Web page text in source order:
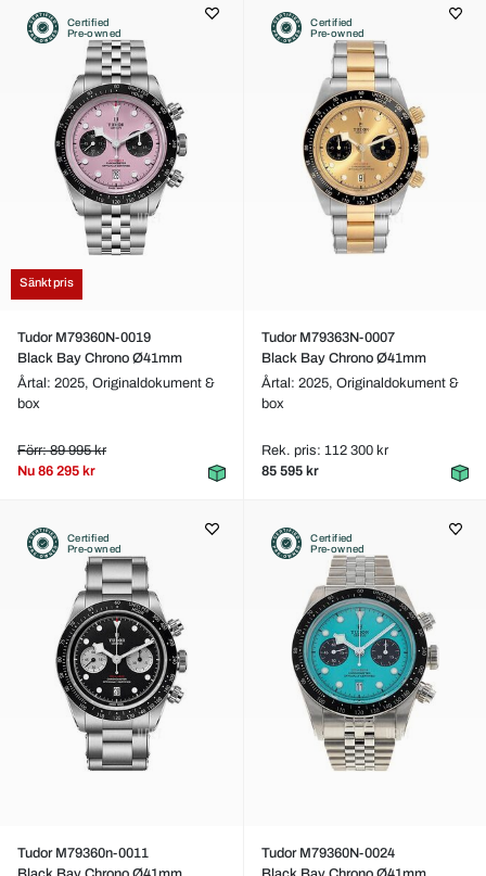
Certified
Pre-owned
Sänkt pris
Tudor M79360N-0019
Black Bay Chrono Ø41mm
Årtal: 2025, Originaldokument &
box
Förr: 89 995 kr
Nu 86 295 kr
Certified
Pre-owned
Tudor M79363N-0007
Black Bay Chrono Ø41mm
Årtal: 2025, Originaldokument &
box
Rek. pris: 112 300 kr
85 595 kr
Certified
Pre-owned
Tudor M79360n-0011
Certified
Pre-owned
Tudor M79360N-0024